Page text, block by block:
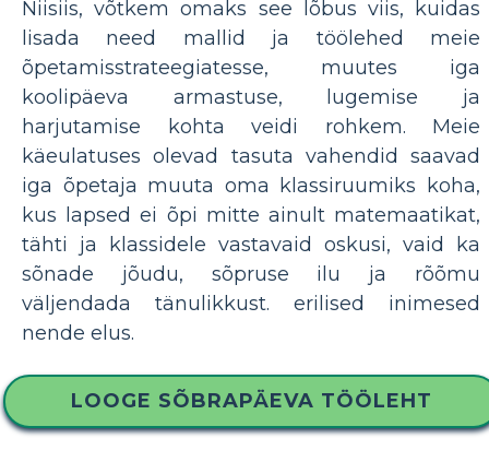
Niisiis, võtkem omaks see lõbus viis, kuidas
lisada need mallid ja töölehed meie
õpetamisstrateegiatesse, muutes iga
koolipäeva armastuse, lugemise ja
harjutamise kohta veidi rohkem. Meie
käeulatuses olevad tasuta vahendid saavad
iga õpetaja muuta oma klassiruumiks koha,
kus lapsed ei õpi mitte ainult matemaatikat,
tähti ja klassidele vastavaid oskusi, vaid ka
sõnade jõudu, sõpruse ilu ja rõõmu
väljendada tänulikkust. erilised inimesed
nende elus.
LOOGE SÕBRAPÄEVA TÖÖLEHT